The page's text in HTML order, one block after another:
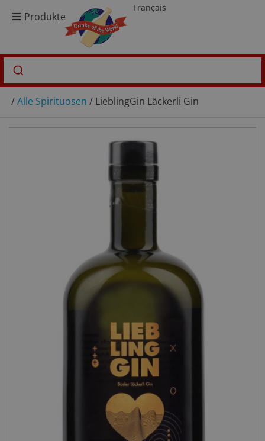
Produkte
Français
/Alle Spirituosen / LieblingGin Läckerli Gin